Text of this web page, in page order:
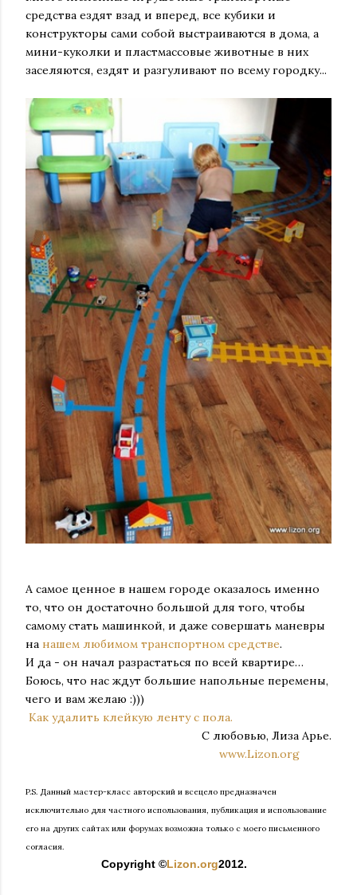
средства ездят взад и вперед, все кубики и
конструкторы сами собой выстраиваются в дома, а
мини-куколки и пластмассовые животные в них
заселяются, ездят и разгуливают по всему городку...
А самое ценное в нашем городе оказалось именно
то, что он достаточно большой для того, чтобы
самому стать машинкой, и даже совершать маневры
на нашем любимом транспортном средстве.
И да - он начал разрастаться по всей квартире…
Боюсь, что нас ждут большие напольные перемены,
чего и вам желаю :)))
Как удалить клейкую ленту с пола.
С любовью, Лиза Арье.
www.Lizon.org
P.S. Данный мастер-класс авторский и всецело предназначен
исключительно для частного использования, публикация и использование
его на других сайтах или форумах возможна только с моего письменного
согласия.
Copyright ©Lizon.org2012.